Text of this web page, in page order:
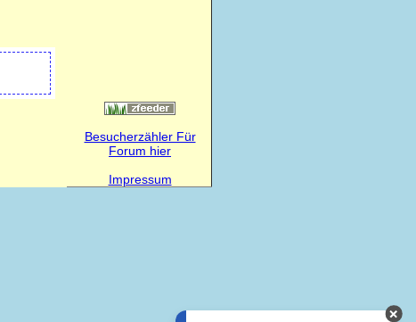
Besucherzähler Für
Forum hier
Impressum